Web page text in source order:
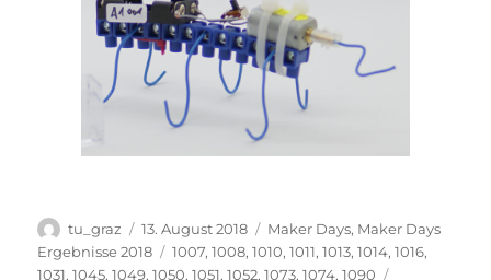
Autor
tu_graz
Veröffentlicht
am
13. August 2018 Kategorien
Maker Days, Maker Days
Ergebnisse 2018
Schlagwörter
1007,1008,1010,1011,1013,1014,1016,
1031,1045,1049,1050,1051,1052,1073,1074,1090